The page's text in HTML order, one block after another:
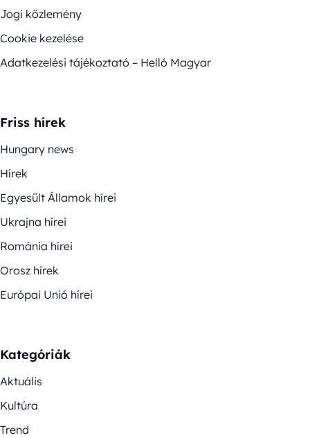
Jogi közlemény
Cookie kezelése
Adatkezelési tájékoztató – Helló Magyar
Friss hírek
Hungary news
Hírek
Egyesült Államok hírei
Ukrajna hírei
Románia hírei
Orosz hírek
Európai Unió hírei
Kategóriák
Aktuális
Kultúra
Trend